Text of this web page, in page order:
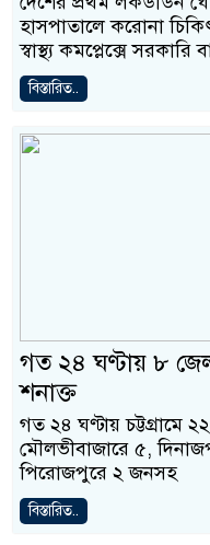
হাসপাতালে করোনা
স্বাস্থ্য কমপ্লেক্সে সরকারি
বিস্তারিত..
গত ২৪ ঘণ্টায় ৮
শনাক্ত
গত ২৪ ঘণ্টায় চট্টগ্রামে
মৌলভীবাজারে ৫,
পিরোজপুরে ২ জনসহ
বিস্তারিত..